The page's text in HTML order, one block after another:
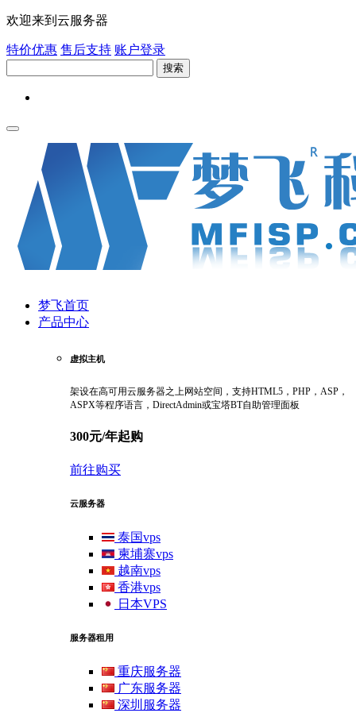
欢迎来到云服务器
特价优惠 售后支持 账户登录
搜索
梦飞首页
产品中心
虚拟主机
架设在高可用云服务器之上网站空间，支持HTML5，PHP，ASP，
ASPX等程序语言，DirectAdmin或宝塔BT自助管理面板
300元/年起购
前往购买
云服务器
泰国vps
柬埔寨vps
越南vps
香港vps
日本VPS
服务器租用
重庆服务器
广东服务器
深圳服务器